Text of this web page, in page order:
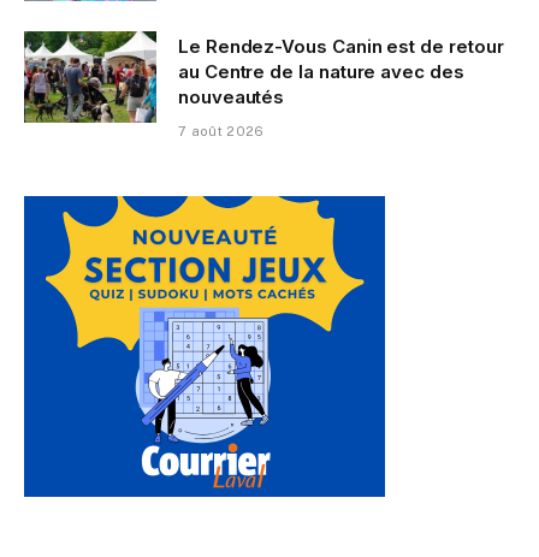
Le Rendez-Vous Canin est de retour
au Centre de la nature avec des
nouveautés
7 août 2026